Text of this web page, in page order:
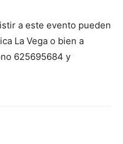
a este evento pueden
La Vega o bien a
625695684 y